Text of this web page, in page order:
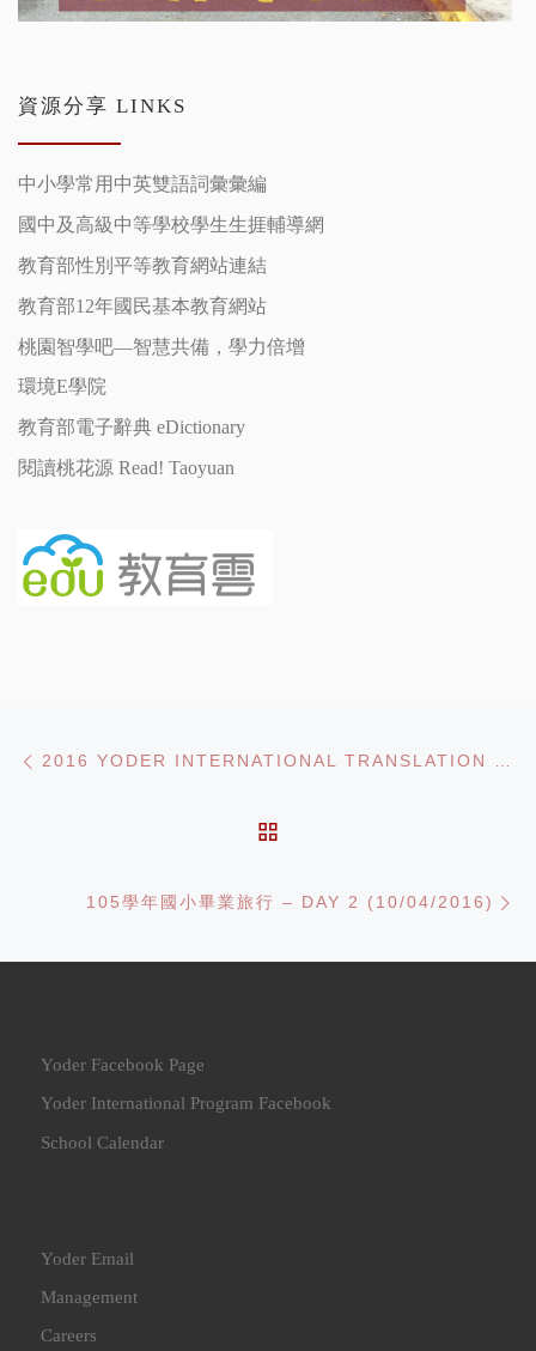
資源分享 LINKS
中小學常用中英雙語詞彙彙編
國中及高級中等學校學生生捱輔導網
教育部性別平等教育網站連結
教育部12年國民基本教育網站
桃園智學吧—智慧共備，學力倍增
環境E學院
教育部電子辭典 eDictionary
閱讀桃花源 Read! Taoyuan
105學年國小畢業旅行 – DAY 2 (10/04/2016)
Yoder Facebook Page
Yoder International Program Facebook
School Calendar
Yoder Email
Management
Careers